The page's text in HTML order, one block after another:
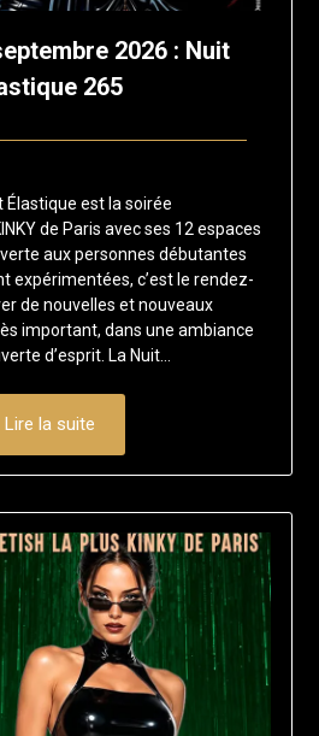
2026 : Nuit
265
11
juillet
2026
loup
Élastique est la soirée
de Paris avec ses 12 espaces
aux personnes débutantes
expérimentées, c’est le rendez-
de nouvelles et nouveaux
important, dans une ambiance
d’esprit. La Nuit…
Lire la suite